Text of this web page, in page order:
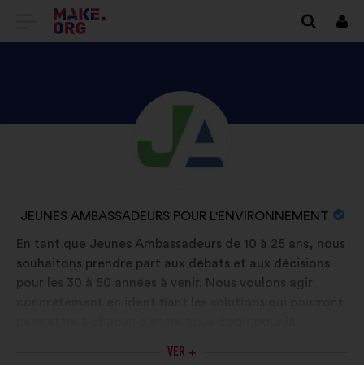
IR
PÁGINA
INICIAL
SÍTIO
INTERNET
MAKE.ORG
DESCUBRA
O
AMBASSADEURS
POUR
NOME
ORGANIZAÇÃO
JEUNES AMBASSADEURS POUR L'ENVIRONNEMENT
Biografia:
En tant que Jeunes Ambassadeurs de 10 à 25 ans, nous
souhaitons prendre part aux débats et aux décisions
pour les 30 à 50 années à venir. Nous voulons agir
VER +